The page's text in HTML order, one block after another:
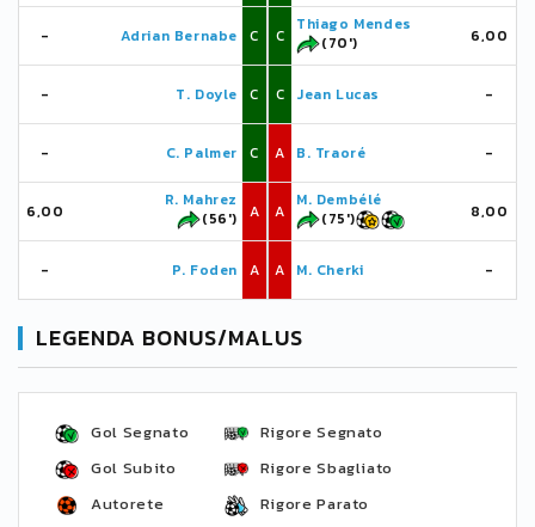
- Adrian Bernabe C
- T. Doyle C
- C. Palmer C
6,00
R. Mahrez
(56')
A
- P. Foden A
C
Thiago Mendes
(70')
6,00
C Jean Lucas -
A B. Traoré -
A
M. Dembélé
(75')
8,00
A M. Cherki -
LEGENDA BONUS/MALUS
Gol Segnato
Gol Subito
Autorete
Rigore Segnato
Rigore Sbagliato
Rigore Parato